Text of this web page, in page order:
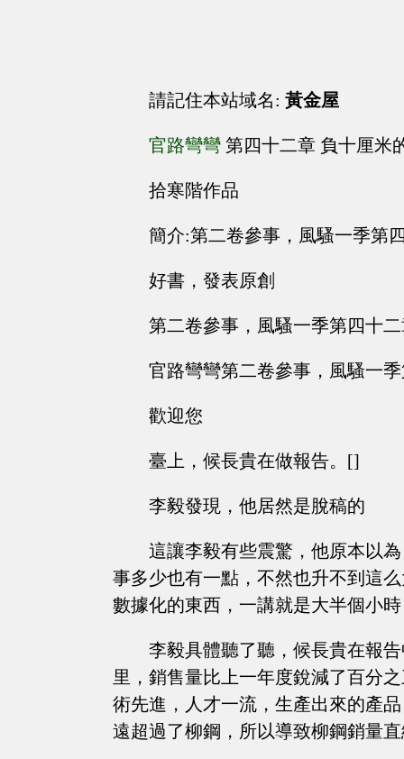
請記住本站域名: 黃金屋
官路彎彎 第四十二章 負十厘米
拾寒階作品
簡介:第二卷參事，風騷一季第
好書，發表原創
第二卷參事，風騷一季第四十
官路彎彎第二卷參事，風騷一
歡迎您
臺上，候長貴在做報告。[]
李毅發現，他居然是脫稿的
這讓李毅有些震驚，他原本以
事多少也有一點，不然也升不到這
數據化的東西，一講就是大半個小
李毅具體聽了聽，候長貴在報
里，銷售量比上一年度銳減了百分
術先進，人才一流，生產出來的產
遠超過了柳鋼，所以導致柳鋼銷量